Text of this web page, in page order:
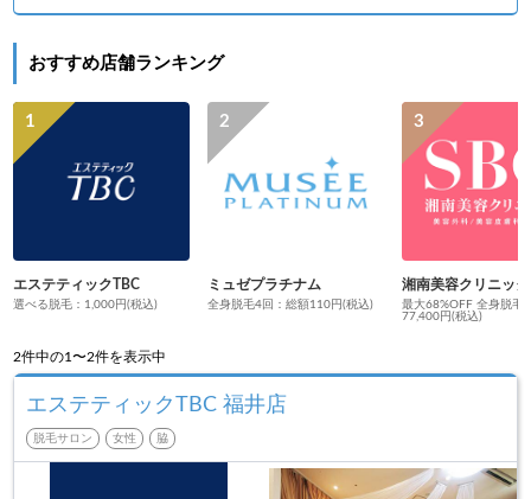
おすすめ店舗ランキング
エステティックTBC
選べる脱毛：1,000円(税込)
ミュゼプラチナム
全身脱毛4回：総額110円(税込)
湘南美容クリニック
最大68%OFF 全身脱毛
77,400円(税込)
2件中の1〜2件を表示中
エステティックTBC 福井店
脱毛サロン 女性 脇